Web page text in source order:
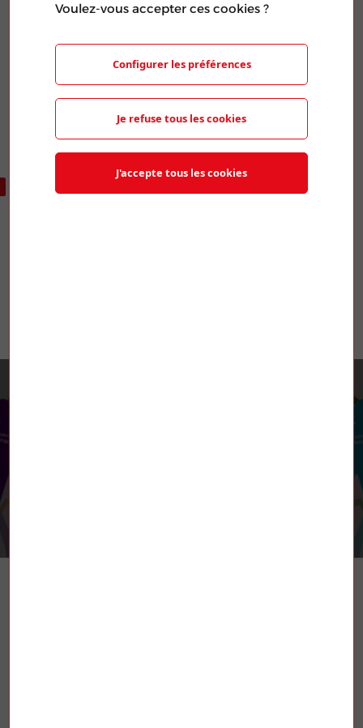
Publié le 20 Mar 2024
PARTAGER L'ARTICLE
ARTICLES SIMILAIRES
Voulez-vous accepter ces cookies ?
Configurer les préférences
Je refuse tous les cookies
J'accepte tous les cookies